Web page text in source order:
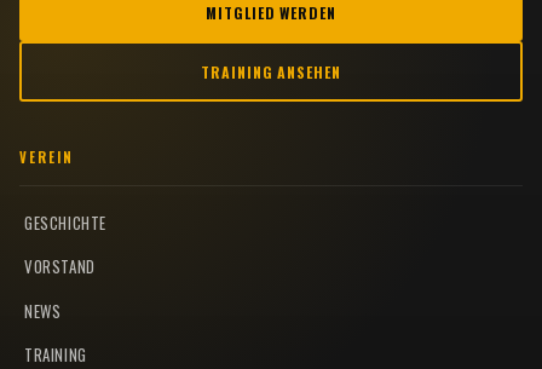
MITGLIED WERDEN
TRAINING ANSEHEN
VEREIN
GESCHICHTE
VORSTAND
NEWS
TRAINING